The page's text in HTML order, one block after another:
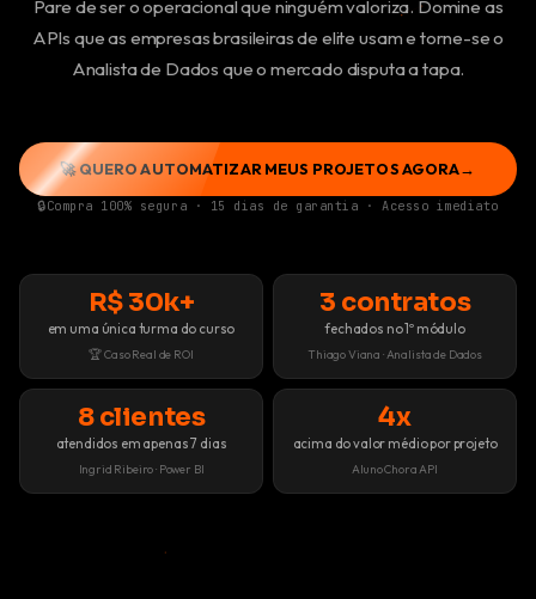
Pare de ser o operacional que ninguém valoriza. Domine as
APIs que as empresas brasileiras de elite usam e torne-se o
Analista de Dados que o mercado disputa a tapa.
🚀 QUERO AUTOMATIZAR MEUS PROJETOS AGORA→
Compra 100% segura · 15 dias de garantia · Acesso imediato
R$ 30k+
em uma única turma do curso
🏆 Caso Real de ROI
3 contratos
fechados no 1º módulo
Thiago Viana · Analista de Dados
8 clientes
atendidos em apenas 7 dias
Ingrid Ribeiro · Power BI
4x
acima do valor médio por projeto
Aluno Chora API